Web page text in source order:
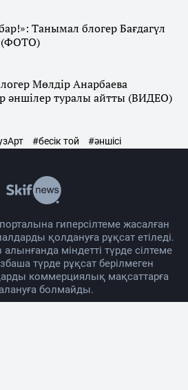
Танымал блогер Бағдагүл
(ФОТО)
Мөлдір Анарбаева
әншілер туралы айтты (ВИДЕО)
#бесік той #әншісі
гиперсілтеме жасалған
қолдануға рұқсат етіледі.
міндетті түрде сілтеме
түрде рұқсат берілмеген
коммерциялық мақсаттарға
болмайды.